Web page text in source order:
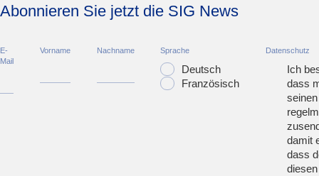
Abonnieren Sie jetzt die SIG News
E-
Mail
Vorname Nachname Sprache
Deutsch
Französisch
Datenschutz
Ich
dass
damit
dass